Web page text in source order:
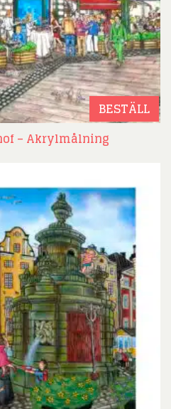
BESTÄLL
– Akrylmålning